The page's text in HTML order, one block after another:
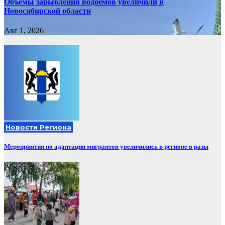
Новосибирской области
Авг 1, 2026
Новости Региона
Мероприятия по адаптации мигрантов увеличились в регионе в разы